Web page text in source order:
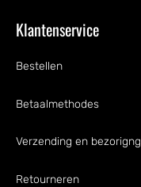
Klantenservice
Bestellen
Betaalmethodes
Verzending en bezorigng
Retourneren